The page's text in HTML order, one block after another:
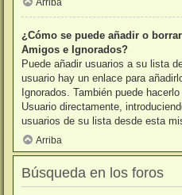
Arriba
¿Cómo se puede añadir o
Amigos e Ignorados?
Puede añadir usuarios a su lista
usuario hay un enlace para
Ignorados. También puede
Usuario directamente,
usuarios de su lista desde esta
Arriba
Búsqueda en los foros